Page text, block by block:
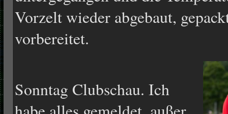
Vorzelt wieder abgebaut,
vorbereitet.
Sonntag Clubschau. Ich